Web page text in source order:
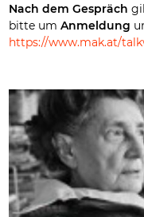
Nach dem Gespräch
bitte um Anmeldung
https://www.mak.at/